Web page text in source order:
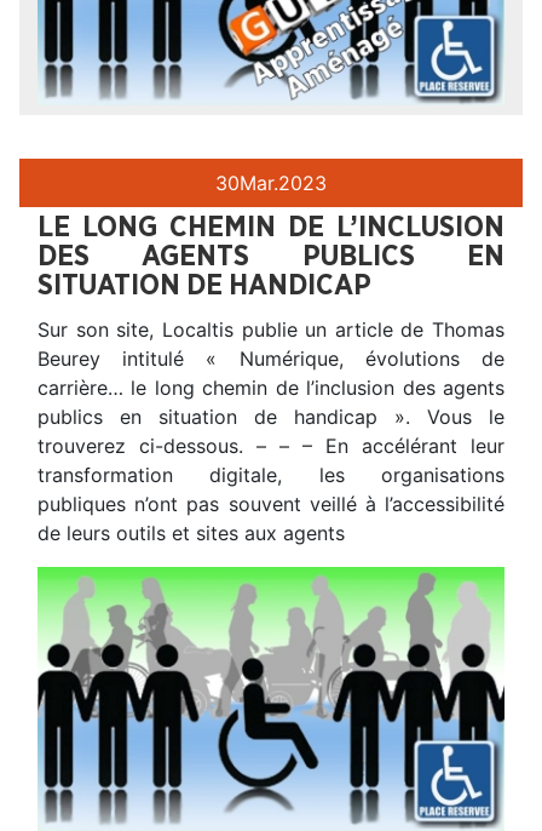
30Mar.2023
LE LONG CHEMIN DE L’INCLUSION
DES AGENTS PUBLICS EN
SITUATION DE HANDICAP
Sur son site, Localtis publie un article de Thomas
Beurey intitulé « Numérique, évolutions de
carrière… le long chemin de l’inclusion des agents
publics en situation de handicap ». Vous le
trouverez ci-dessous. – – – En accélérant leur
transformation digitale, les organisations
publiques n’ont pas souvent veillé à l’accessibilité
de leurs outils et sites aux agents